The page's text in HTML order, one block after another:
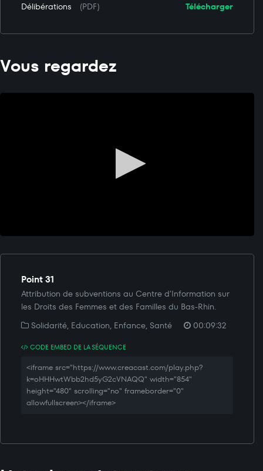
Télécharger
Délibérations (PDF)
Vous regardez
Point 31
Attribution de subventions au Centre d'Information sur
les Droits des Femmes et des Familles du Bas-Rhin.
Solidarité, Education, Enfance, Santé
00:09:32
CODE EMBED DE LA SÉQUENCE
<iframe src="https://www.creacast.com/play.php?
k=oHHHwtWbb2hd5yG2cVNAQQ" width="854"
height="480" scrolling="no" frameborder="0"
allowfullscreen></iframe>